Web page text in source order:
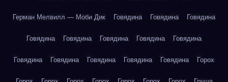
Герман Мелвилл — Моби Дик Говядина Говядина Говядина
Говядина Говядина Говядина Говядина Говядина
Говядина Говядина Говядина Говядина Говядина Горох